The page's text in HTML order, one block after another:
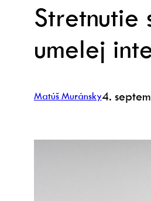
Stretnutie
umelej
Matúš Muránsky4.